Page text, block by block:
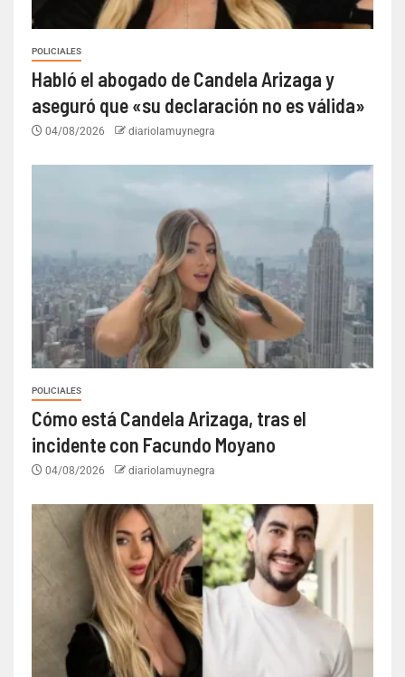
POLICIALES
Habló el abogado de Candela Arizaga y
aseguró que «su declaración no es válida»
04/08/2026 diariolamuynegra
POLICIALES
Cómo está Candela Arizaga, tras el
incidente con Facundo Moyano
04/08/2026 diariolamuynegra